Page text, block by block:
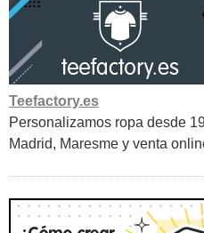
Teefactory.es
Personalizamos ropa desde
Madrid, Maresme y venta